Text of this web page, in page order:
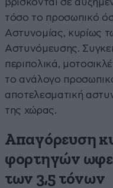
βρίσκονται σε
τόσο το προσωπικό
Αστυνομίας, κυρίως
Αστυνόμευσης.
περιπολικά,
το ανάλογο
αποτελεσματική
της χώρας.
Απαγόρευση
φορτηγών
των 3,5 τόνων